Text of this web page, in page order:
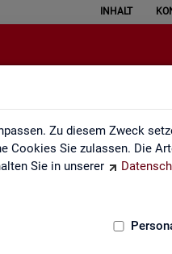
Zu diesem Zweck
Cookies Sie zulassen. Die
Sie in unserer
INHALT
und Kritik